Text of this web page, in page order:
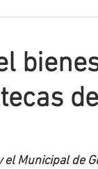
el Municipal de